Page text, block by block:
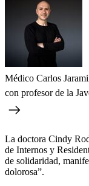
Médico Carlos
con profesor de la
La doctora Cindy
de Internos y
de solidaridad,
dolorosa”.